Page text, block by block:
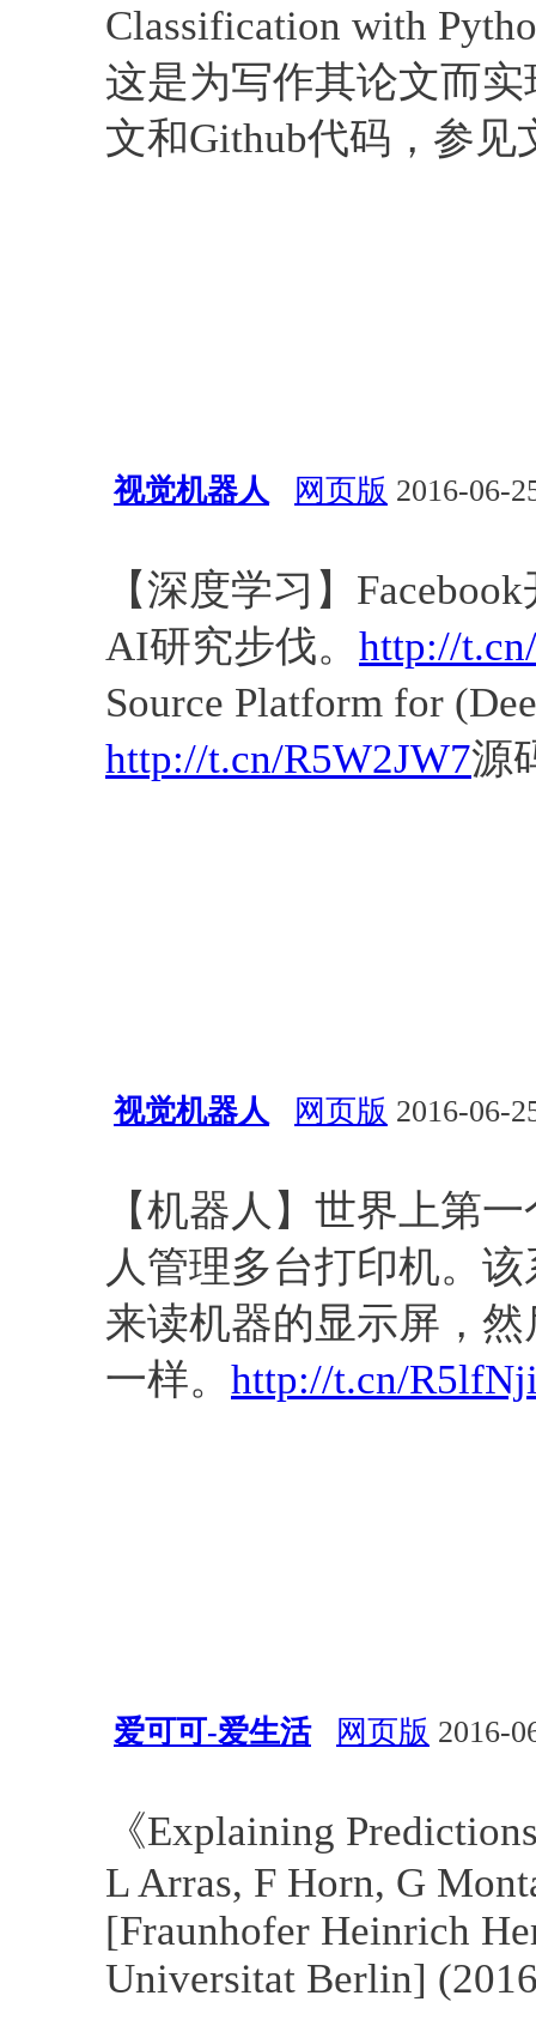
Classification with
这是为写作其论文而
文和Github代码，参见
视觉机器人 网页版 2016-06-
【深度学习】
AI研究步伐。 http://
Source Platform for
http://t.cn/R5W2JW7源
视觉机器人 网页版 2016-06-
【机器人】世界上第
人管理多台打印机。
来读机器的显示屏，
一样。 http://t.cn/
爱可可-爱生活 网页版 2016-
《Explaining
L Arras, F Horn, G
[Fraunhofer Heinrich
Universitat Berlin]